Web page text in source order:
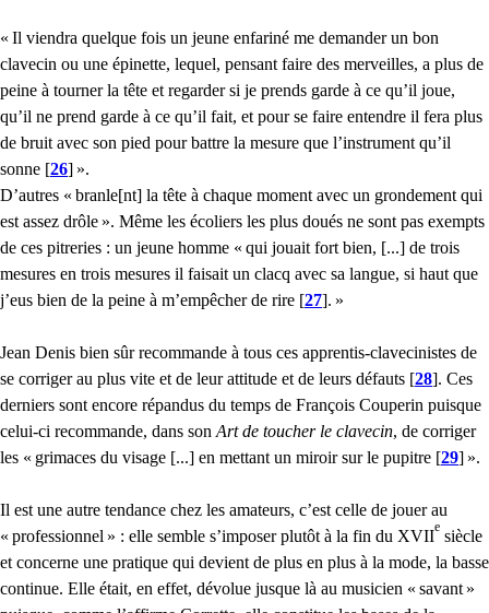
« Il viendra quelque fois un jeune enfariné me demander un bon
clavecin ou une épinette, lequel, pensant faire des merveilles, a plus de
peine à tourner la tête et regarder si je prends garde à ce qu’il joue,
qu’il ne prend garde à ce qu’il fait, et pour se faire entendre il fera plus
de bruit avec son pied pour battre la mesure que l’instrument qu’il
sonne [26] ».
D’autres « branle[nt] la tête à chaque moment avec un grondement qui
est assez drôle ». Même les écoliers les plus doués ne sont pas exempts
de ces pitreries : un jeune homme « qui jouait fort bien, [...] de trois
mesures en trois mesures il faisait un clacq avec sa langue, si haut que
j’eus bien de la peine à m’empêcher de rire [27]. »
Jean Denis bien sûr recommande à tous ces apprentis-clavecinistes de
se corriger au plus vite et de leur attitude et de leurs défauts [28]. Ces
derniers sont encore répandus du temps de François Couperin puisque
celui-ci recommande, dans son Art de toucher le clavecin, de corriger
les « grimaces du visage [...] en mettant un miroir sur le pupitre [29] ».
Il est une autre tendance chez les amateurs, c’est celle de jouer au
« professionnel » : elle semble s’imposer plutôt à la fin du XVII
e
siècle
et concerne une pratique qui devient de plus en plus à la mode, la basse
continue. Elle était, en effet, dévolue jusque là au musicien « savant »